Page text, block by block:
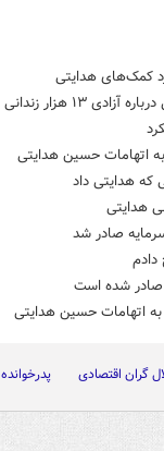
کمک‌های هدایتی
۱۳ هزار زندانی
اتهامات حسین هدایتی
هدایتی داد
هدایتی
صادر شده است
حسین هدایتی
گران اقتصادی پدرخوانده